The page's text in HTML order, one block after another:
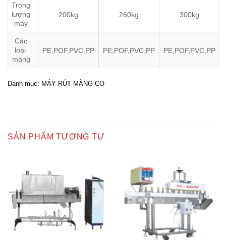
Trọng
lượng
máy
200kg 260kg 300kg
Các
loại
màng
PE,POF,PVC,PP PE,POF,PVC,PP PE,POF,PVC,PP
Danh mục: MÁY RÚT MÀNG CO
SẢN PHẨM TƯƠNG TỰ